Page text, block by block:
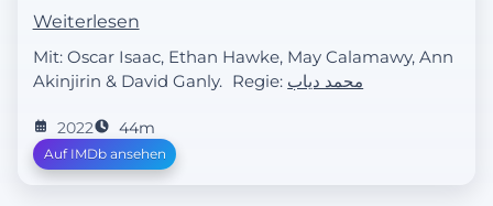
aufzuhalten, die abermals die Menschheit
bedroht.
Weiterlesen
Mit: Oscar Isaac, Ethan Hawke, May Calamawy, Ann
Akinjirin & David Ganly. Regie: محمد دياب
2022 44m
Auf IMDb ansehen